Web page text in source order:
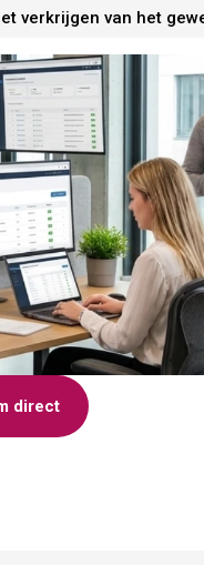
verkrijgen van het
direct